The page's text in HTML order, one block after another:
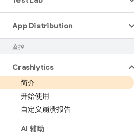
App Distribution
监控
Crashlytics
简介
开始使用
自定义崩溃报告
AI 辅助